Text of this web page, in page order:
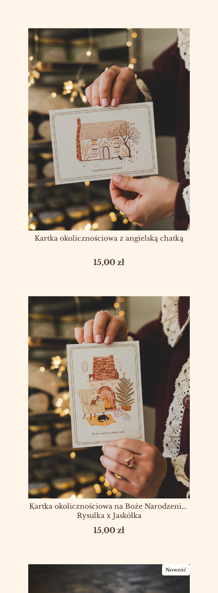
Kartka okolicznościowa z angielską chatką
Cena
15,00 zł
Kartka okolicznościowa na Boże Narodzenie |
Rysulka x Jaskółka
Cena
15,00 zł
Nowość